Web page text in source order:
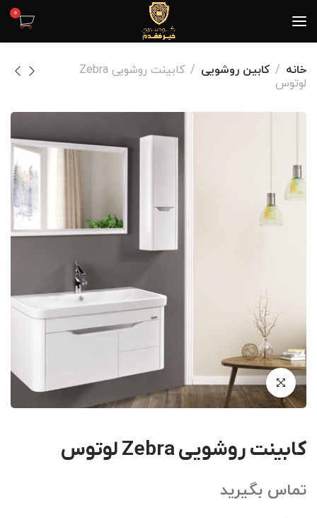
0
خانه کابین روشویی
کابینت روشویی Zebra
لوتوس
کابینت روشویی Zebra لوتوس
تماس بگیرید